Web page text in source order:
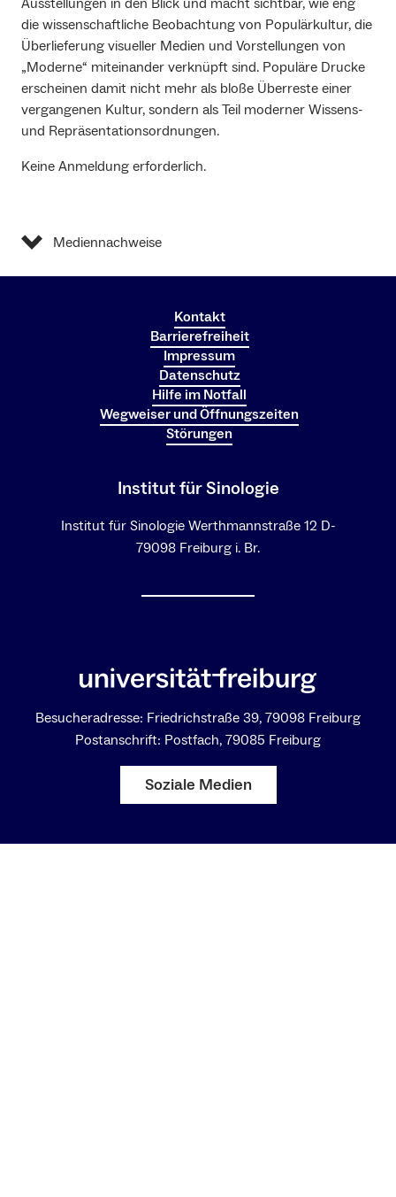
die wissenschaftliche Beobachtung von Populärkultur, die
Überlieferung visueller Medien und Vorstellungen von
„Moderne“ miteinander verknüpft sind. Populäre Drucke
erscheinen damit nicht mehr als bloße Überreste einer
vergangenen Kultur, sondern als Teil moderner Wissens-
und Repräsentationsordnungen.
Keine Anmeldung erforderlich.
Mediennachweise
Kontakt
Barrierefreiheit
Impressum
Datenschutz
Hilfe im Notfall
Wegweiser und Öffnungszeiten
Störungen
Institut für Sinologie
Institut für Sinologie Werthmannstraße 12 D-
79098 Freiburg i. Br.
Besucheradresse: Friedrichstraße 39, 79098 Freiburg
Postanschrift: Postfach, 79085 Freiburg
Soziale Medien